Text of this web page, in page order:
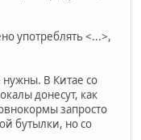
употреблять <...>,
В Китае со
донесут, как
запросто
бутылки, но со